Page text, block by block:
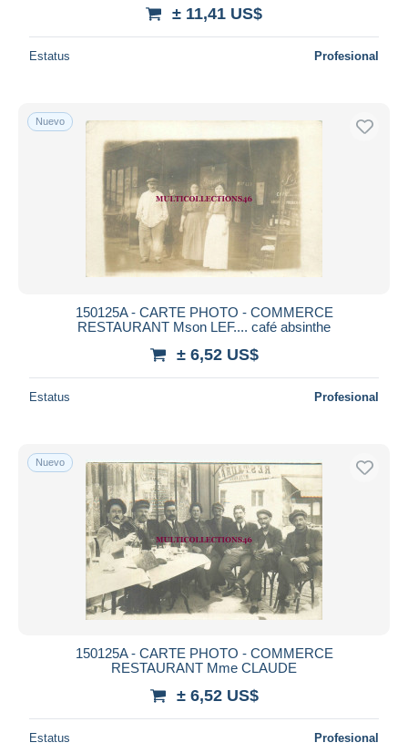
± 11,41 US$
Estatus Profesional
Nuevo
150125A - CARTE PHOTO - COMMERCE
RESTAURANT Mson LEF.... café absinthe
± 6,52 US$
Estatus Profesional
Nuevo
150125A - CARTE PHOTO - COMMERCE
RESTAURANT Mme CLAUDE
± 6,52 US$
Estatus Profesional